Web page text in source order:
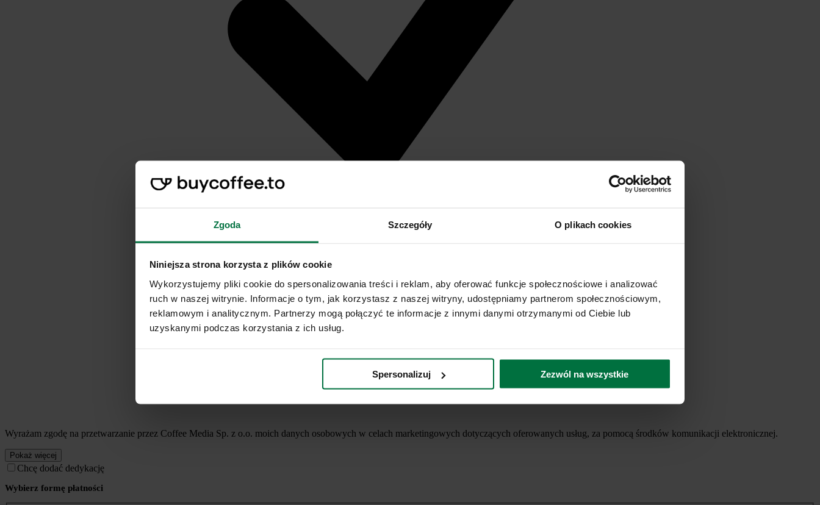
Zgoda Szczegóły O plikach cookies
Niniejsza strona korzysta z plików cookie
Wykorzystujemy pliki cookie do spersonalizowania treści i reklam, aby oferować funkcje społecznościowe i analizować
ruch w naszej witrynie. Informacje o tym, jak korzystasz z naszej witryny, udostępniamy partnerom społecznościowym,
reklamowym i analitycznym. Partnerzy mogą połączyć te informacje z innymi danymi otrzymanymi od Ciebie lub
uzyskanymi podczas korzystania z ich usług.
Spersonalizuj Zezwól na wszystkie
Wyrażam zgodę na przetwarzanie przez Coffee Media Sp. z o.o. moich danych osobowych w celach marketingowych dotyczących oferowanych usług, za pomocą środków komunikacji elektronicznej.
Pokaż więcej
Chcę dodać dedykację
Wybierz formę płatności